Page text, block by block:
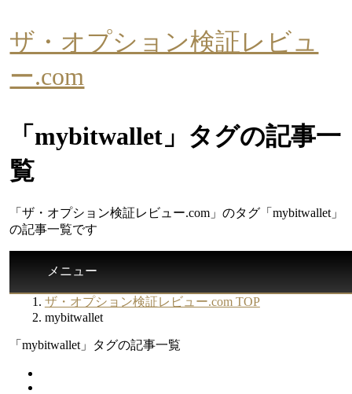
ザ・オプション検証レビュ
ー.com
「mybitwallet」タグの記事一
覧
「ザ・オプション検証レビュー.com」のタグ「mybitwallet」
の記事一覧です
メニュー
ザ・オプション検証レビュー.com TOP
mybitwallet
「mybitwallet」タグの記事一覧